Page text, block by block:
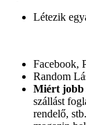
Létezik
Facebook,
Random
Miért jobb
szállást
rendelő,